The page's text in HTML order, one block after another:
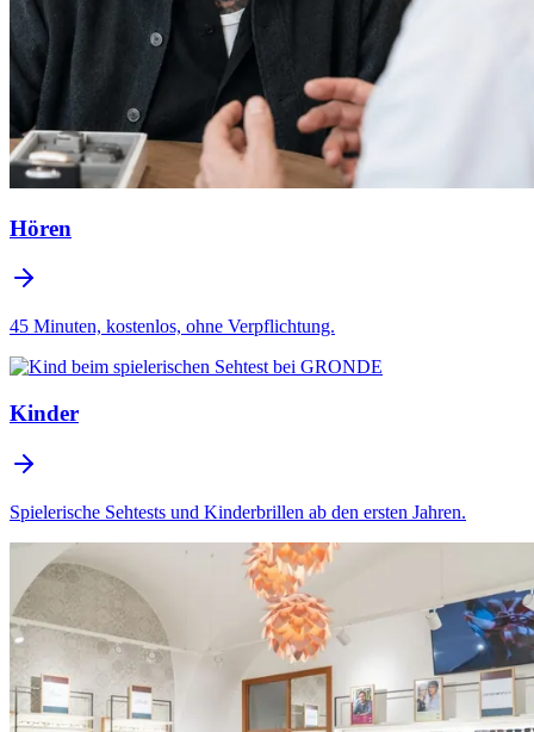
Hören
45 Minuten, kostenlos, ohne Verpflichtung.
Kinder
Spielerische Sehtests und Kinderbrillen ab den ersten Jahren.